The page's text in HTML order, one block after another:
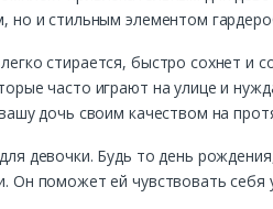
но и стильным элементом
стирается, быстро сохнет и
часто играют на улице и
дочь своим качеством на
девочки. Будь то день
Он поможет ей чувствовать